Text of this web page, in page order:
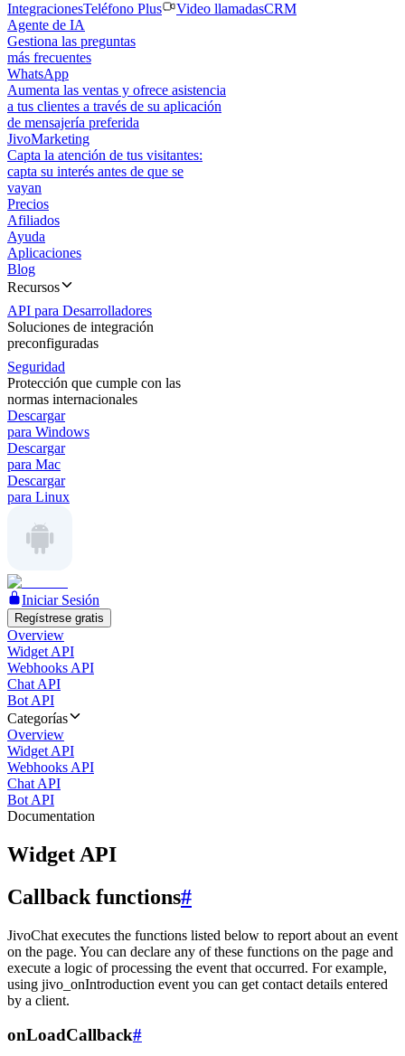
IntegracionesTeléfono Plus Video llamadasCRM
Agente de IA
Gestiona las preguntas
más frecuentes
WhatsApp
Aumenta las ventas y ofrece asistencia
a tus clientes a través de su aplicación
de mensajería preferida
JivoMarketing
Capta la atención de tus visitantes:
capta su interés antes de que se
vayan
Precios
Afiliados
Ayuda
Aplicaciones
Blog
Recursos
API para Desarrolladores
Soluciones de integración
preconfiguradas
Seguridad
Protección que cumple con las
normas internacionales
Descargar
para Windows
Descargar
para Mac
Descargar
para Linux
Iniciar Sesión
Regístrese gratis
Overview
Widget API
Webhooks API
Chat API
Bot API
Categorías
Overview
Widget API
Webhooks API
Chat API
Bot API
Documentation
Widget API
Callback functions#
JivoChat executes the functions listed below to report about an event
on the page. You can declare any of these functions on the page and
execute a logic of processing the event that occurred. For example,
using jivo_onIntroduction event you can get contact details entered
by a client.
onLoadCallback#